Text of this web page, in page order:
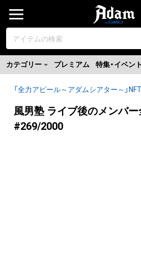
カテゴリー プレミアム 特集・イベント
「全力アピール～アダムシアター～」
風男塾 ライブ後のメンバ
#269/2000